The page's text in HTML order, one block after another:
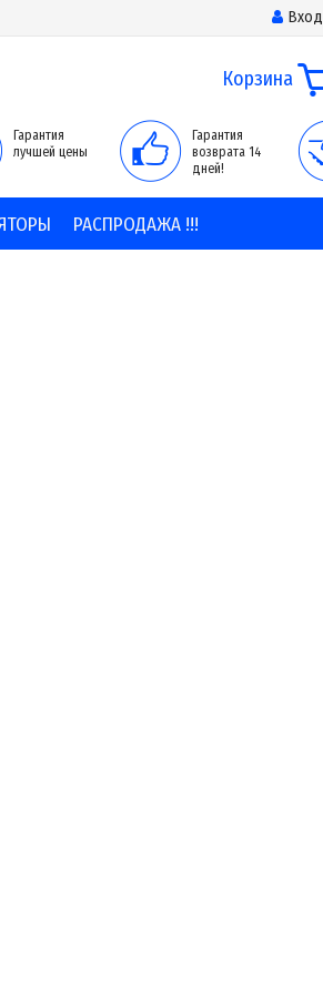
Вход
Корзина
Гарантия
лучшей цены
Гарантия
возврата 14
дней!
РАСПРОДАЖА !!!